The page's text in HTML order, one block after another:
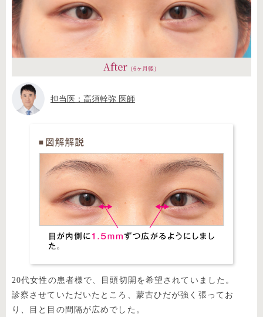
After （6ヶ月後）
担当医：高須幹弥 医師
20代女性の患者様で、目頭切開を希望されていました。
診察させていただいたところ、蒙古ひだが強く張ってお
り、目と目の間隔が広めでした。